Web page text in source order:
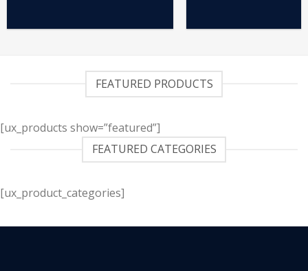
FEATURED PRODUCTS
[ux_products show=”featured”]
FEATURED CATEGORIES
[ux_product_categories]